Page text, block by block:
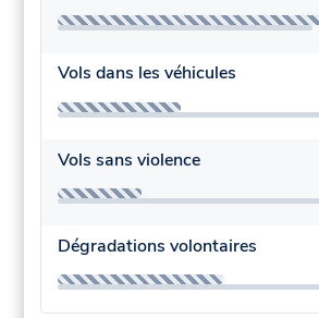
Vols dans les véhicules
Vols sans violence
Dégradations volontaires